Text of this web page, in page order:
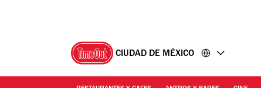
CIUDAD DE MÉXICO